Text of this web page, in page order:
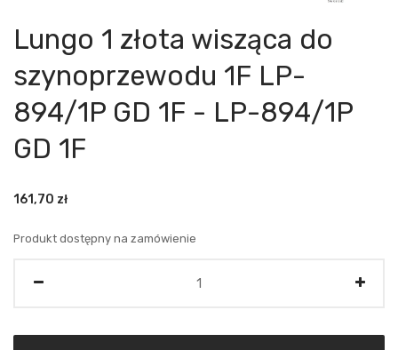
Lungo 1 złota wisząca do
szynoprzewodu 1F LP-
894/1P GD 1F - LP-894/1P
GD 1F
161,70 zł
Produkt dostępny na zamówienie